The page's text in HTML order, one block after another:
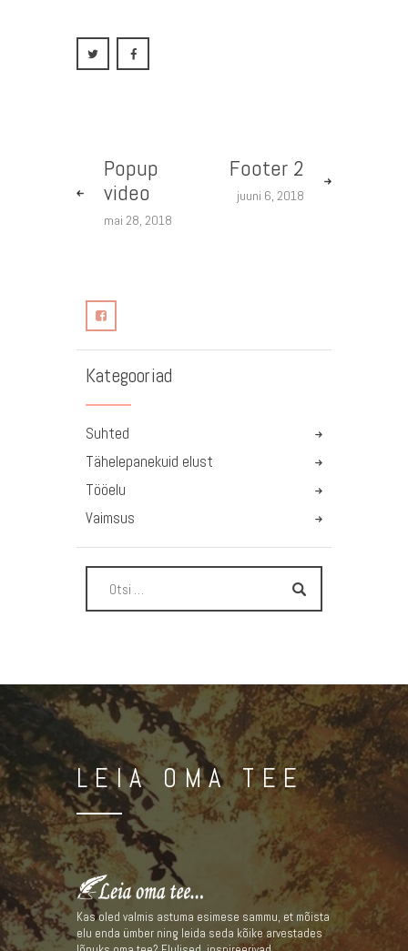
Popup
video
mai 28, 2018
Footer 2
juuni 6, 2018
Kategooriad
Suhted
Tähelepanekuid elust
Tööelu
Vaimsus
LEIA OMA TEE
Kas oled valmis astuma esimese sammu, et mõista
elu enda ümber ning leida seda kõike arvestades